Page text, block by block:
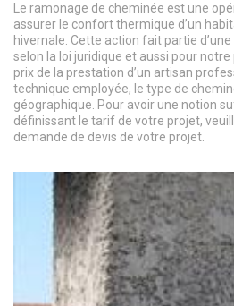
Le ramonage de cheminée est une
assurer le confort thermique d’un
hivernale. Cette action fait partie
selon la loi juridique et aussi pour
prix de la prestation d’un artisan
technique employée, le type de
géographique. Pour avoir une notion
définissant le tarif de votre projet,
demande de devis de votre projet.